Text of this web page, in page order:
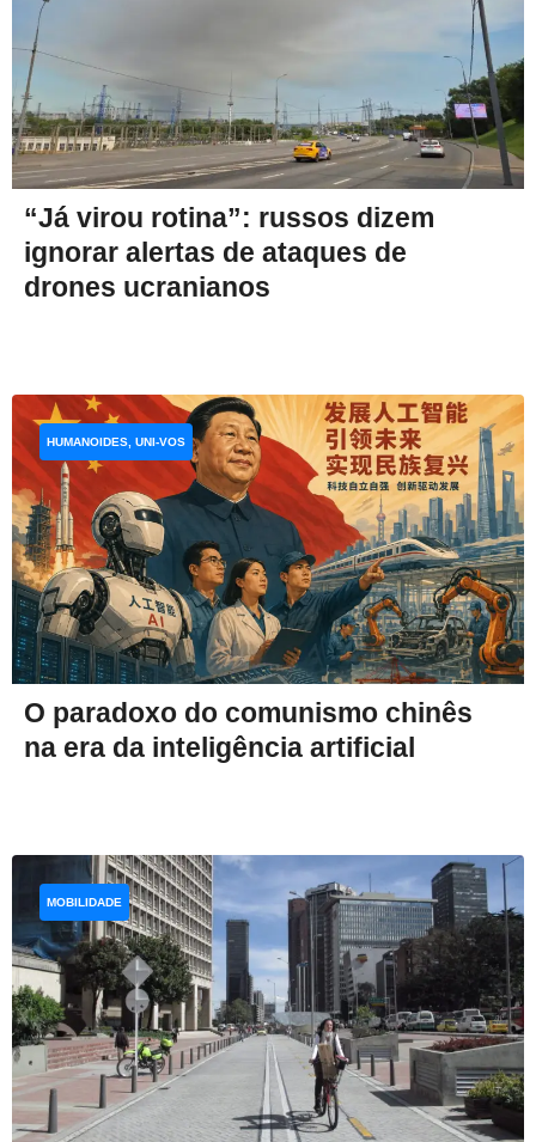
“Já virou rotina”: russos dizem
ignorar alertas de ataques de
drones ucranianos
O paradoxo do comunismo chinês
na era da inteligência artificial
HUMANOIDES, UNI-VOS
MOBILIDADE